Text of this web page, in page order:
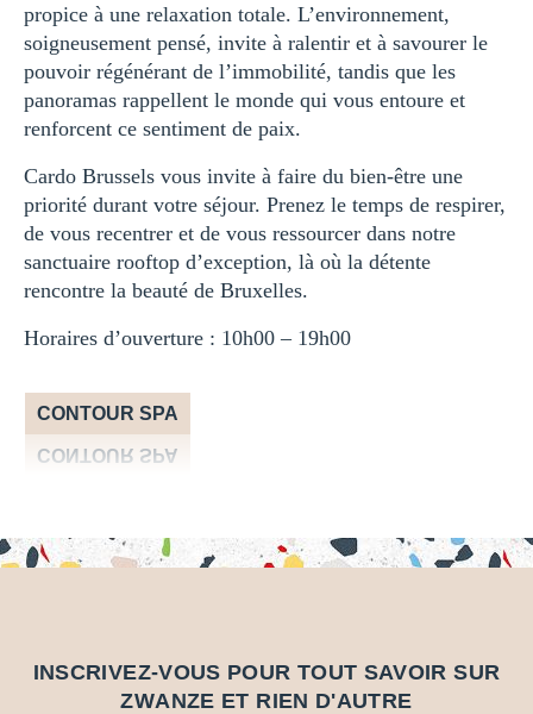
propice à une relaxation totale. L’environnement,
soigneusement pensé, invite à ralentir et à savourer le
pouvoir régénérant de l’immobilité, tandis que les
panoramas rappellent le monde qui vous entoure et
renforcent ce sentiment de paix.
Cardo Brussels vous invite à faire du bien-être une
priorité durant votre séjour. Prenez le temps de respirer,
de vous recentrer et de vous ressourcer dans notre
sanctuaire rooftop d’exception, là où la détente
rencontre la beauté de Bruxelles.
Horaires d’ouverture : 10h00 – 19h00
CONTOUR SPA
CONTOUR SPA
INSCRIVEZ-VOUS POUR TOUT SAVOIR SUR
ZWANZE ET RIEN D'AUTRE